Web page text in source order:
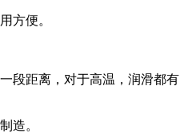
方便。
段距离，对于高温，润滑都有
造。